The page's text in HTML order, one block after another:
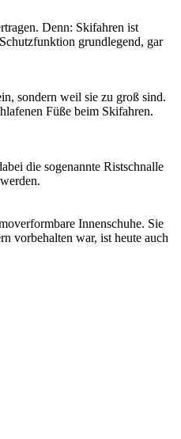
Denn: Skifahren ist
grundlegend, gar
sondern weil sie zu groß sind.
Füße beim Skifahren.
die sogenannte Ristschnalle
Innenschuhe. Sie
vorbehalten war, ist heute auch